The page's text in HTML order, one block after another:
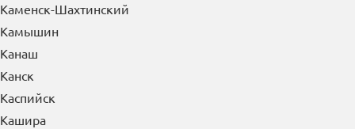
Каменск-Шахтинский
Камышин
Канаш
Канск
Каспийск
Кашира